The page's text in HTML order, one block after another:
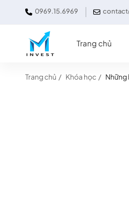
0969.15.6969
Trang chủ
Trang chủ Khóa học Những